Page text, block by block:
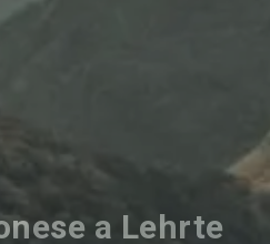
a Lehrte